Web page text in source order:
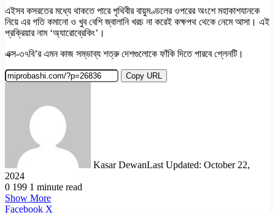
এইসব কসরতের মধ্যে থাকতে পারে পৃথিবীর বায়ুমণ্ডলের ওপরের অংশে মহাকাশযানকে
নিয়ে এর গতি কমানো ও খুব বেশি জ্বালানি খরচ না করেই কক্ষপথ থেকে নেমে আসা। এই
প্রক্রিয়ার নাম ‘অ্যারোব্রেকিং’।
এক্স-৩৭বি’র এমন কাজ সম্ভাব্য শত্রু দেশগুলোকে ফাঁকি দিতে পারবে প্লেনটি।
Copy URL
Kasar DewanLast Updated: October 22,
2024
0 199 1 minute read
Show More
Facebook X